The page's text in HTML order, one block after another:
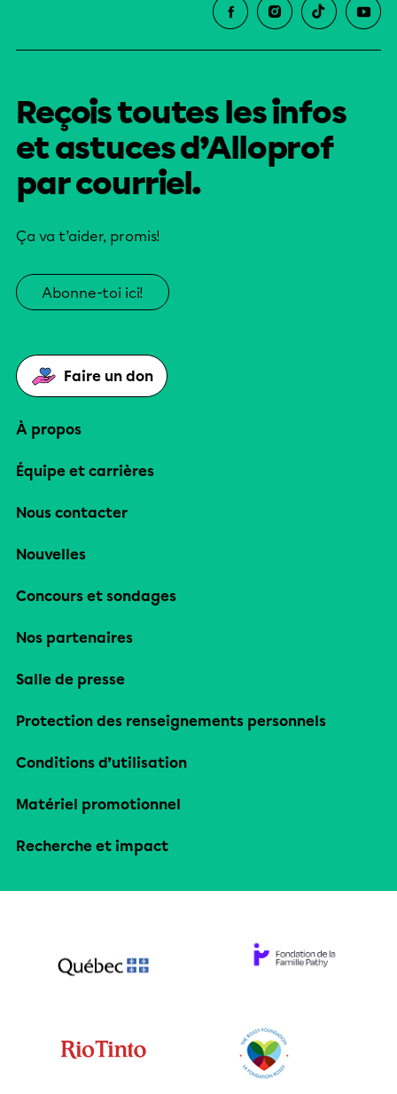
Reçois toutes les infos
et astuces d’Alloprof
par courriel.
Ça va t’aider, promis!
Abonne-toi ici!
Faire un don
À propos
Équipe et carrières
Nous contacter
Nouvelles
Concours et sondages
Nos partenaires
Salle de presse
Protection des renseignements personnels
Conditions d’utilisation
Matériel promotionnel
Recherche et impact